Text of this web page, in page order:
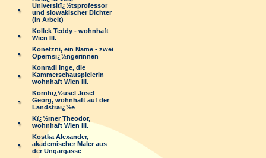
Universitï¿½tsprofessor
und slowakischer Dichter
(in Arbeit)
Kollek Teddy - wohnhaft
Wien III.
Konetzni, ein Name - zwei
Opernsï¿½ngerinnen
Konradi Inge, die
Kammerschauspielerin
wohnhaft Wien III.
Kornhï¿½usel Josef
Georg, wohnhaft auf der
Landstraï¿½e
Kï¿½rner Theodor,
wohnhaft Wien III.
Kostka Alexander,
akademischer Maler aus
der Ungargasse